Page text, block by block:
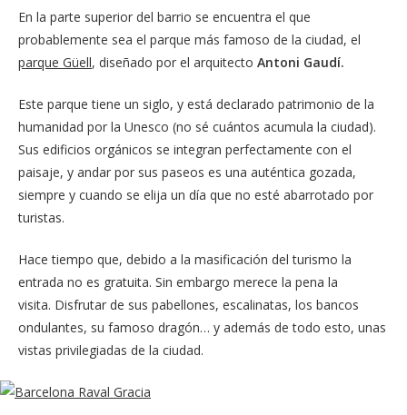
En la parte superior del barrio se encuentra el que
probablemente sea el parque más famoso de la ciudad, el
parque Güell, diseñado por el arquitecto Antoni Gaudí.
Este parque tiene un siglo, y está declarado patrimonio de la
humanidad por la Unesco (no sé cuántos acumula la ciudad).
Sus edificios orgánicos se integran perfectamente con el
paisaje, y andar por sus paseos es una auténtica gozada,
siempre y cuando se elija un día que no esté abarrotado por
turistas.
Hace tiempo que, debido a la masificación del turismo la
entrada no es gratuita. Sin embargo merece la pena la
visita. Disfrutar de sus pabellones, escalinatas, los bancos
ondulantes, su famoso dragón… y además de todo esto, unas
vistas privilegiadas de la ciudad.